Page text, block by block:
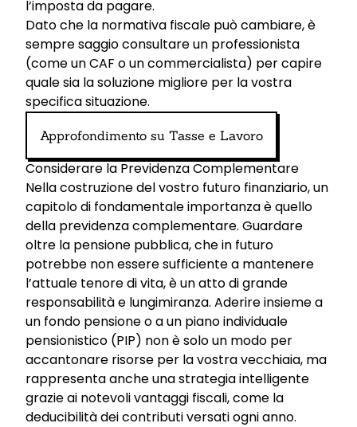
l’imposta da pagare.
Dato che la normativa fiscale può cambiare, è
sempre saggio consultare un professionista
(come un CAF o un commercialista) per capire
quale sia la soluzione migliore per la vostra
specifica situazione.
Approfondimento su Tasse e Lavoro
Considerare la Previdenza Complementare
Nella costruzione del vostro futuro finanziario, un
capitolo di fondamentale importanza è quello
della previdenza complementare. Guardare
oltre la pensione pubblica, che in futuro
potrebbe non essere sufficiente a mantenere
l’attuale tenore di vita, è un atto di grande
responsabilità e lungimiranza. Aderire insieme a
un fondo pensione o a un piano individuale
pensionistico (PIP) non è solo un modo per
accantonare risorse per la vostra vecchiaia, ma
rappresenta anche una strategia intelligente
grazie ai notevoli vantaggi fiscali, come la
deducibilità dei contributi versati ogni anno.